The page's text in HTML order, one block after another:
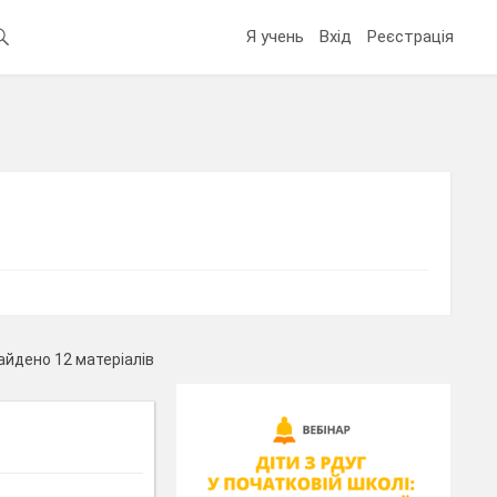
Я учень Вхід Реєстрація
12 матеріалів